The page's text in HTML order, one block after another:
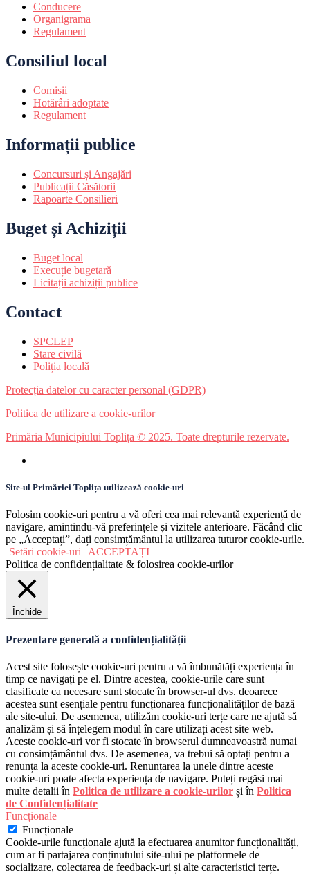
Conducere
Organigrama
Regulament
Consiliul local
Comisii
Hotărâri adoptate
Regulament
Informații publice
Concursuri și Angajări
Publicații Căsătorii
Rapoarte Consilieri
Buget și Achiziții
Buget local
Execuție bugetară
Licitații achiziții publice
Contact
SPCLEP
Stare civilă
Poliția locală
Protecția datelor cu caracter personal (GDPR)
Politica de utilizare a cookie-urilor
Primăria Municipiului Toplița © 2025. Toate drepturile rezervate.
Site-ul Primăriei Toplița utilizează cookie-uri
Folosim cookie-uri pentru a vă oferi cea mai relevantă experiență de
navigare, amintindu-vă preferințele și vizitele anterioare. Făcând clic
pe „Acceptați”, dați consimțământul la utilizarea tuturor cookie-urile.
Setări cookie-uri
ACCEPTAȚI
Politica de confidențialitate & folosirea cookie-urilor
Închide
Prezentare generală a confidențialității
Acest site folosește cookie-uri pentru a vă îmbunătăți experiența în
timp ce navigați pe el. Dintre acestea, cookie-urile care sunt
clasificate ca necesare sunt stocate în browser-ul dvs. deoarece
acestea sunt esențiale pentru funcționarea funcționalităților de bază
ale site-ului. De asemenea, utilizăm cookie-uri terțe care ne ajută să
analizăm și să înțelegem modul în care utilizați acest site web.
Aceste cookie-uri vor fi stocate în browserul dumneavoastră numai
cu consimțământul dvs. De asemenea, va trebui să optați pentru a
renunța la aceste cookie-uri. Renunțarea la unele dintre aceste
cookie-uri poate afecta experiența de navigare. Puteți regăsi mai
multe detalii în Politica de utilizare a cookie-urilor și în Politica
de Confidențialitate
Funcționale
Funcționale
Cookie-urile funcționale ajută la efectuarea anumitor funcționalități,
cum ar fi partajarea conținutului site-ului pe platformele de
socializare, colectarea de feedback-uri și alte caracteristici terțe.